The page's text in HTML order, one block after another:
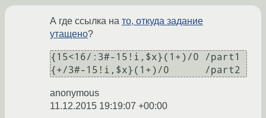
А где ссылка на то, откуда задание
утащено?
{15<16/:3#-15!i,$x}(1+)/0 /part1
anonymous
11.12.2015 19:19:07 +00:00